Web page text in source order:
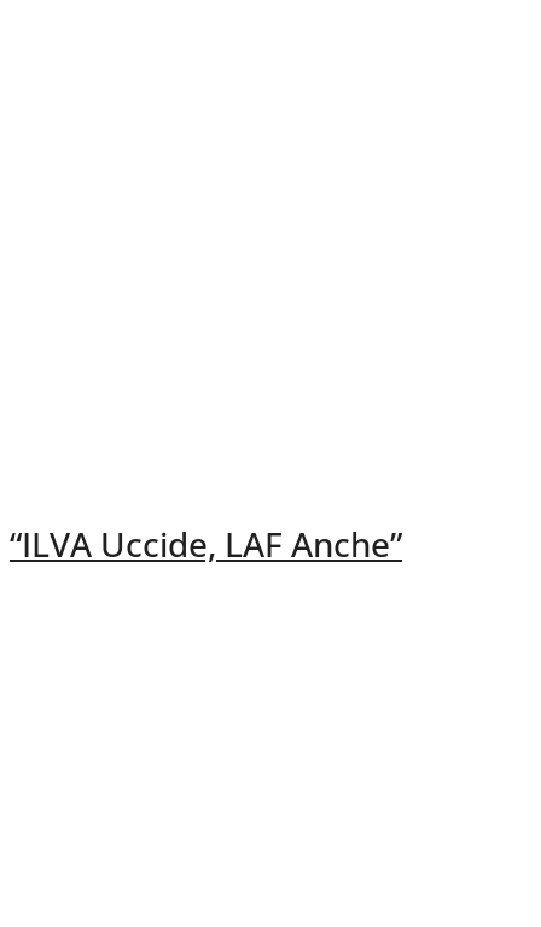
“ILVA Uccide, LAF Anche”